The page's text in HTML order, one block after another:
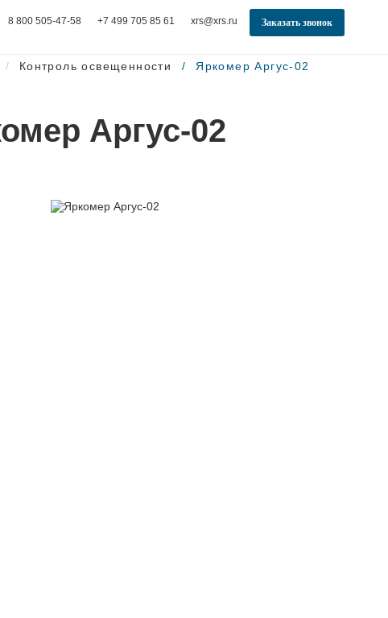
8 800 505-47-58 +7 499 705 85 61 xrs@xrs.ru Заказать звонок
Контроль освещенности Яркомер Аргус-02
Аргус-02